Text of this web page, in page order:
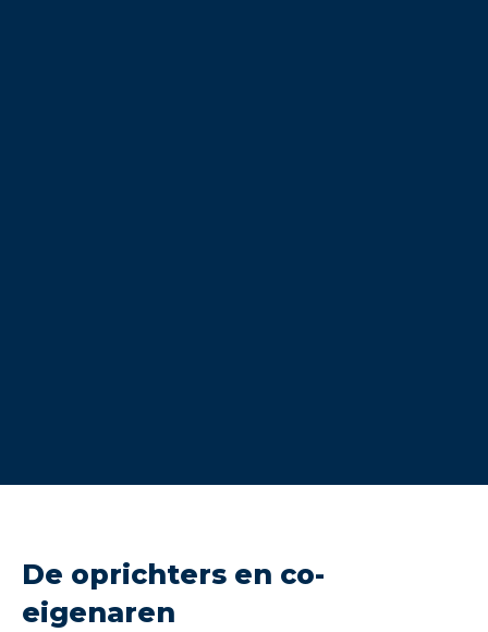
De oprichters en co-
eigenaren